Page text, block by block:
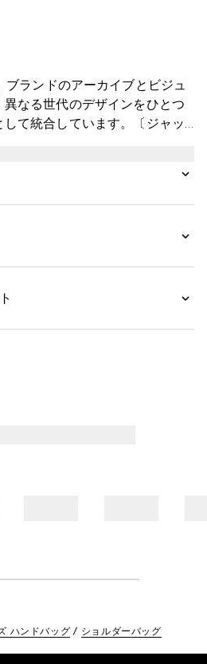
ランドのアーカイブとビジュ
なる世代のデザインをひとつ
て統合しています。〔ジャッ
ディテールを引き立てます。
ハンドバッグ ショルダーバッグ